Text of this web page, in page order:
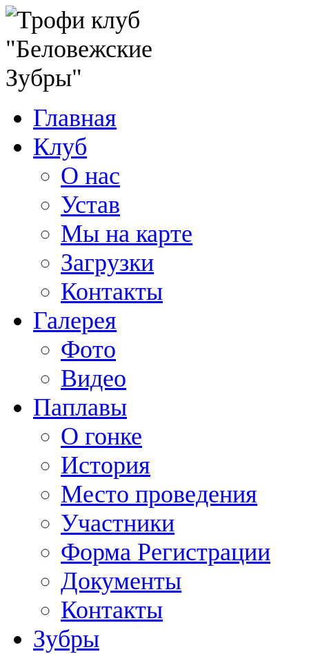
Главная
Клуб
О нас
Устав
Мы на карте
Загрузки
Контакты
Галерея
Фото
Видео
Паплавы
О гонке
История
Место проведения
Участники
Форма Регистрации
Документы
Контакты
Зубры